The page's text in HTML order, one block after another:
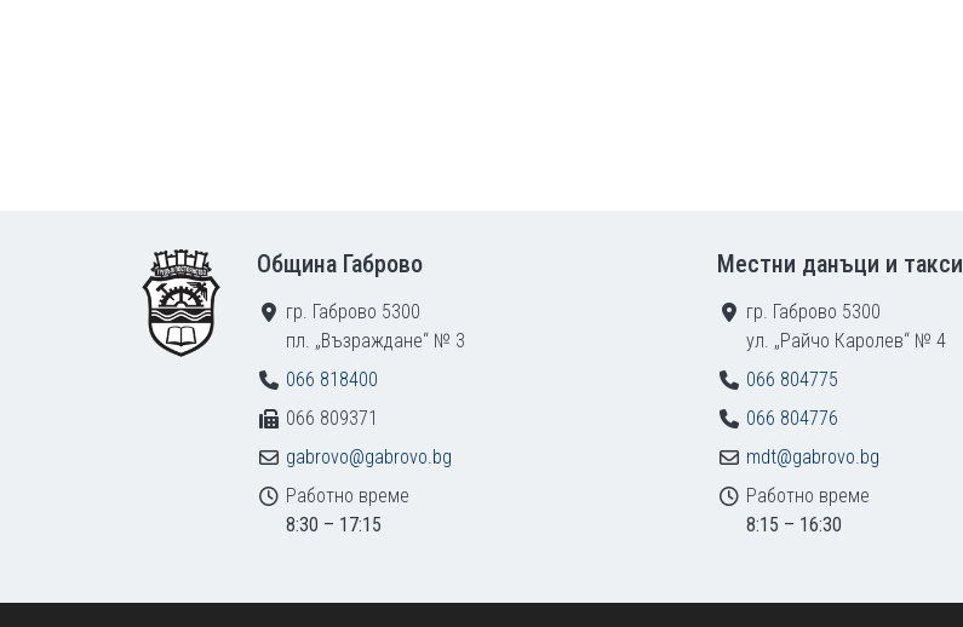
Община Габрово
гр. Габрово 5300
пл. „Възраждане“ № 3
066 818400
066 809371
gabrovo@gabrovo.bg
Работно време
8:30 – 17:15
Местни данъци и такси
гр. Габрово 5300
ул. „Райчо Каролев“ № 4
066 804775
066 804776
mdt@gabrovo.bg
Работно време
8:15 – 16:30